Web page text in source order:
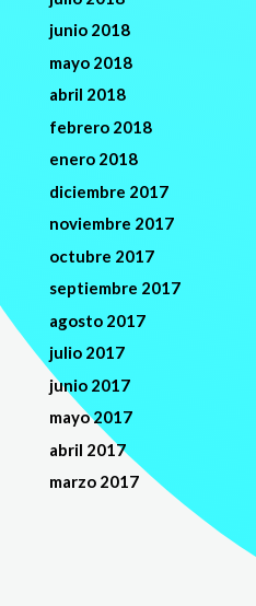
junio 2018
mayo 2018
abril 2018
febrero 2018
enero 2018
diciembre 2017
noviembre 2017
octubre 2017
septiembre 2017
agosto 2017
julio 2017
junio 2017
mayo 2017
abril 2017
marzo 2017